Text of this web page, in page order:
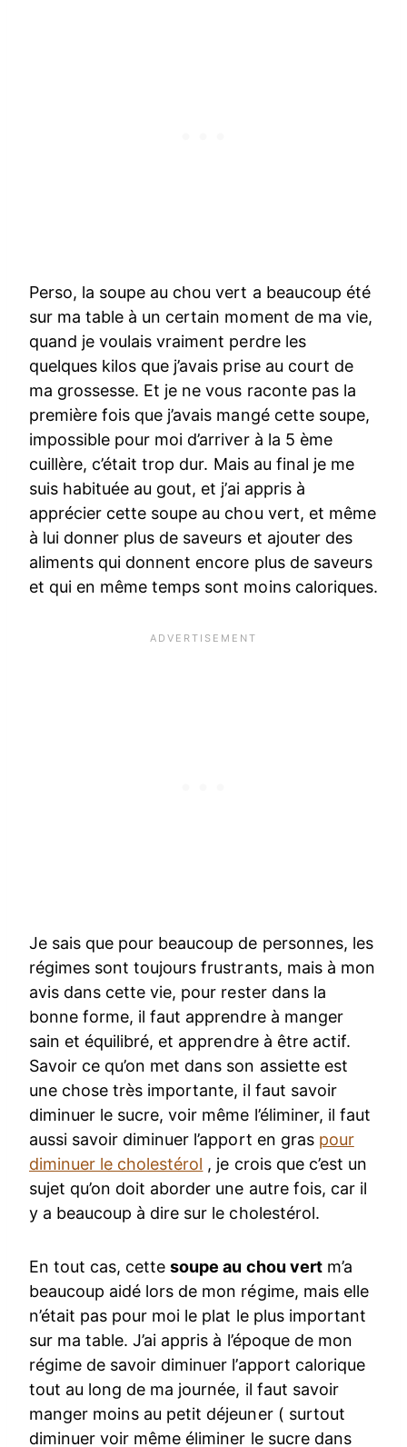
Perso, la soupe au chou vert a beaucoup été
sur ma table à un certain moment de ma vie,
quand je voulais vraiment perdre les
quelques kilos que j’avais prise au court de
ma grossesse. Et je ne vous raconte pas la
première fois que j’avais mangé cette soupe,
impossible pour moi d’arriver à la 5 ème
cuillère, c’était trop dur. Mais au final je me
suis habituée au gout, et j’ai appris à
apprécier cette soupe au chou vert, et même
à lui donner plus de saveurs et ajouter des
aliments qui donnent encore plus de saveurs
et qui en même temps sont moins caloriques.
Je sais que pour beaucoup de personnes, les
régimes sont toujours frustrants, mais à mon
avis dans cette vie, pour rester dans la
bonne forme, il faut apprendre à manger
sain et équilibré, et apprendre à être actif.
Savoir ce qu’on met dans son assiette est
une chose très importante, il faut savoir
diminuer le sucre, voir même l’éliminer, il faut
aussi savoir diminuer l’apport en gras pour
diminuer le cholestérol , je crois que c’est un
sujet qu’on doit aborder une autre fois, car il
y a beaucoup à dire sur le cholestérol.
En tout cas, cettesoupe au chou vertm’a
beaucoup aidé lors de mon régime, mais elle
n’était pas pour moi le plat le plus important
sur ma table. J’ai appris à l’époque de mon
régime de savoir diminuer l’apport calorique
tout au long de ma journée, il faut savoir
manger moins au petit déjeuner ( surtout
diminuer voir même éliminer le sucre dans